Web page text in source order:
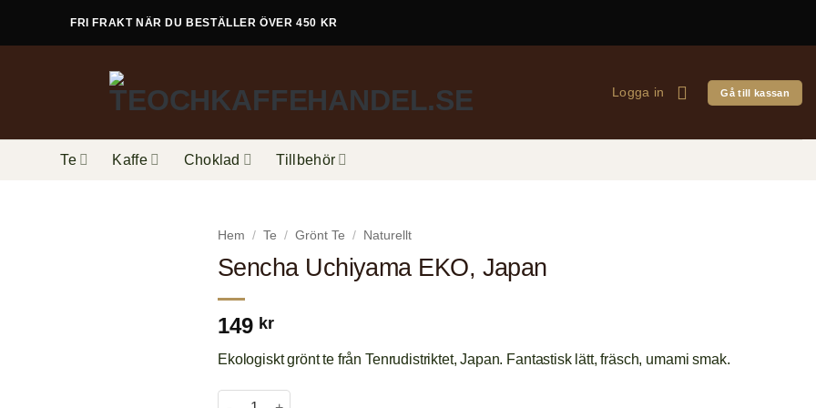
FRI FRAKT NÄR DU BESTÄLLER ÖVER 450 KR
Logga in Gå till kassan
Te Kaffe Choklad Tillbehör
Hem / Te / Grönt Te / Naturellt
Sencha Uchiyama EKO, Japan
149 kr
Ekologiskt grönt te från Tenrudistriktet, Japan. Fantastisk lätt, fräsch, umami smak.
Sencha Uchiyama EKO, Japan mängd